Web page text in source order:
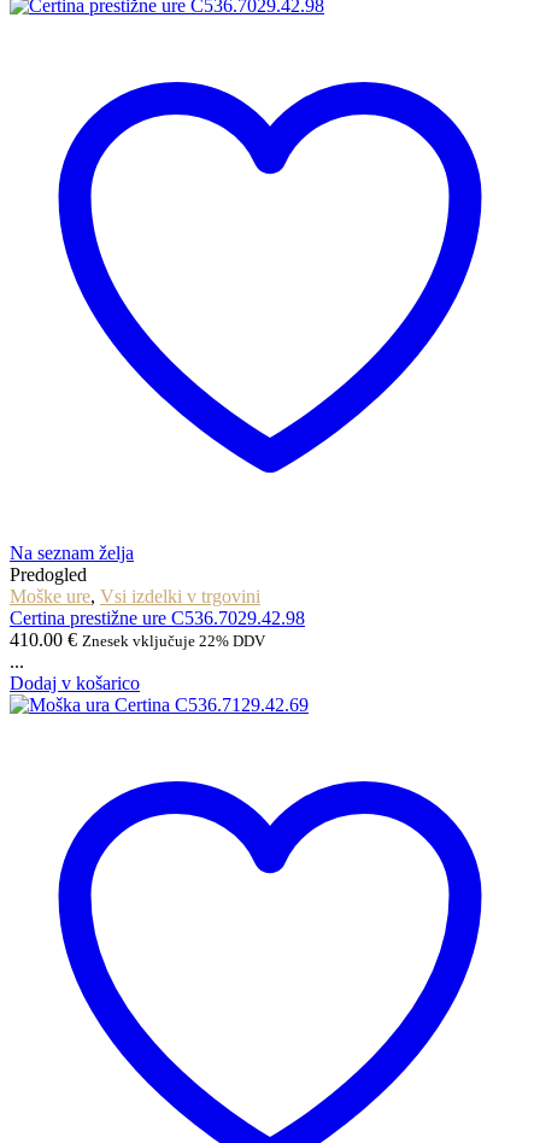
Na seznam želja
Predogled
Moške ure, Vsi izdelki v trgovini
Certina prestižne ure C536.7029.42.98
410.00 € Znesek vključuje 22% DDV
...
Dodaj v košarico